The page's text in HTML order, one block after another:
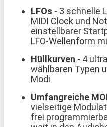
LFOs - 3 schnelle
MIDI Clock und
einstellbarer
LFO-Wellenform
Hüllkurven - 4
wählbaren Typen
Modi
Umfangreiche
vielseitige
frei